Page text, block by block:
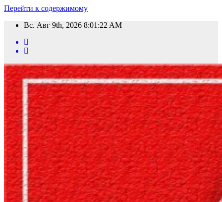
Перейти к содержимому
Вс. Авг 9th, 2026 8:01:24 AM